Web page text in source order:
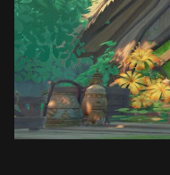
Path of Exile 2
Wuthering Waves
Roblox
Билды Path of